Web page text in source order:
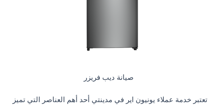
صيانة ديب فريزر
تعتبر خدمة عملاء يونيون اير في مدينتي أحد أهم العناصر التي تميز